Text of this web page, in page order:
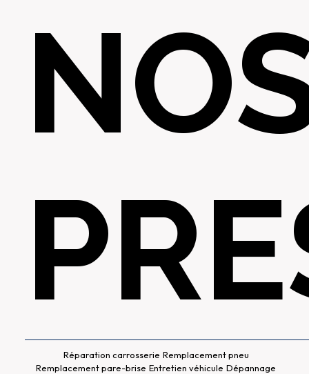
Réparation carrosserie Remplacement pneu
Remplacement pare-brise Entretien véhicule Dépannage